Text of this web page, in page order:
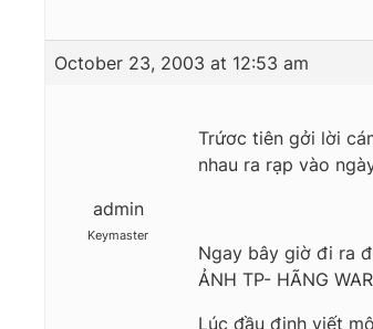
October 23, 2003 at 12:53 am
admin
Keymaster
Trứơc tiên gởi lời
nhau ra rạp vào
Ngay bây giờ đi ra
ẢNH TP- HÃNG
Lúc đầu định viết